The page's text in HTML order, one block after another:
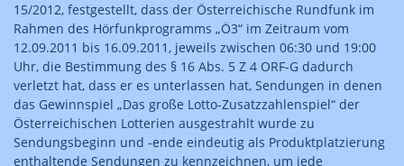
15/2012, festgestellt, dass der Österreichische Rundfunk im
Rahmen des Hörfunkprogramms „Ö3“ im Zeitraum vom
12.09.2011 bis 16.09.2011, jeweils zwischen 06:30 und 19:00
Uhr, die Bestimmung des § 16 Abs. 5 Z 4 ORF-G dadurch
verletzt hat, dass er es unterlassen hat, Sendungen in denen
das Gewinnspiel „Das große Lotto-Zusatzzahlenspiel“ der
Österreichischen Lotterien ausgestrahlt wurde zu
Sendungsbeginn und -ende eindeutig als Produktplatzierung
enthaltende Sendungen zu kennzeichnen, um jede